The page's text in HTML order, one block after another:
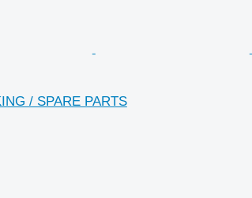
/ SPARE PARTS